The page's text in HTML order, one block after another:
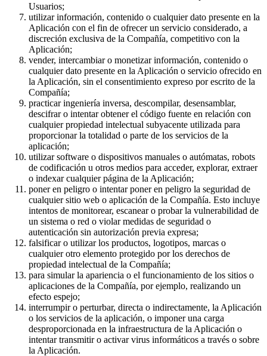
Usuarios;
utilizar información, contenido o cualquier dato presente en la
Aplicación con el fin de ofrecer un servicio considerado, a
discreción exclusiva de la Compañía, competitivo con la
Aplicación;
vender, intercambiar o monetizar información, contenido o
cualquier dato presente en la Aplicación o servicio ofrecido en
la Aplicación, sin el consentimiento expreso por escrito de la
Compañía;
practicar ingeniería inversa, descompilar, desensamblar,
descifrar o intentar obtener el código fuente en relación con
cualquier propiedad intelectual subyacente utilizada para
proporcionar la totalidad o parte de los servicios de la
aplicación;
utilizar software o dispositivos manuales o autómatas, robots
de codificación u otros medios para acceder, explorar, extraer
o indexar cualquier página de la Aplicación;
poner en peligro o intentar poner en peligro la seguridad de
cualquier sitio web o aplicación de la Compañía. Esto incluye
intentos de monitorear, escanear o probar la vulnerabilidad de
un sistema o red o violar medidas de seguridad o
autenticación sin autorización previa expresa;
falsificar o utilizar los productos, logotipos, marcas o
cualquier otro elemento protegido por los derechos de
propiedad intelectual de la Compañía;
para simular la apariencia o el funcionamiento de los sitios o
aplicaciones de la Compañía, por ejemplo, realizando un
efecto espejo;
interrumpir o perturbar, directa o indirectamente, la Aplicación
o los servicios de la aplicación, o imponer una carga
desproporcionada en la infraestructura de la Aplicación o
intentar transmitir o activar virus informáticos a través o sobre
la Aplicación.